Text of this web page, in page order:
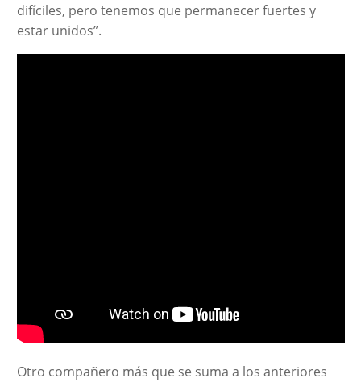
difíciles, pero tenemos que permanecer fuertes y
estar unidos”.
Otro compañero más que se suma a los anteriores